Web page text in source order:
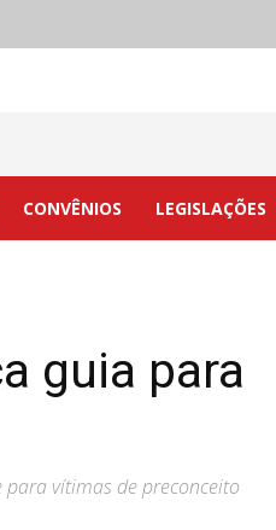
CONVÊNIOS LEGISLAÇÕES
guia para
vítimas de preconceito